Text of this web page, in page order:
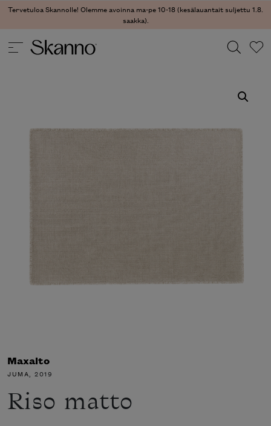
Tervetuloa Skannolle! Olemme avoinna ma-pe 10-18 (kesälauantait suljettu 1.8.
saakka).
Maxalto
JUMA, 2019
Riso matto